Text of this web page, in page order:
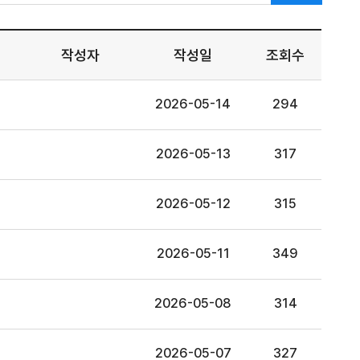
작성자 작성일 조회수
2026-05-14 294
2026-05-13 317
2026-05-12 315
2026-05-11 349
2026-05-08 314
2026-05-07 327